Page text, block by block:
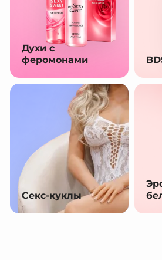
Духи с
феромонами
Секс-куклы